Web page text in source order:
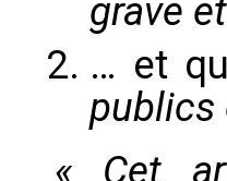
grave
… et
« Cet